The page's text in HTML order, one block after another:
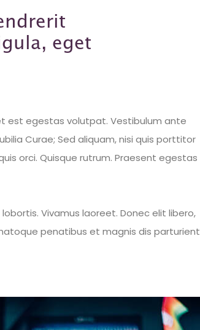
eget
est egestas volutpat. Vestibulum ante
Curae; Sed aliquam, nisi quis porttitor
orci. Quisque rutrum. Praesent egestas
Vivamus laoreet. Donec elit libero,
penatibus et magnis dis parturient